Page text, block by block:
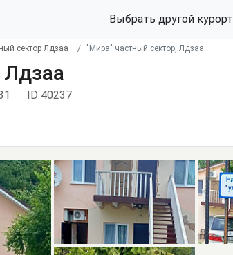
Выбрать другой курорт
сектор Лдзаа "Мира" частный сектор, Лдзаа
ID 40237